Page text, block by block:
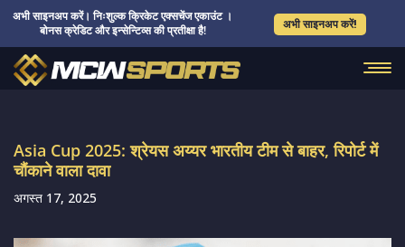
अभी साइनअप करें। निःशुल्क क्रिकेट एक्सचेंज एकाउंट ।
बोनस क्रेडिट और इन्सेन्टिव्स की प्रतीक्षा है!
अभी साइनअप करें!
Asia Cup 2025: श्रेयस अय्यर भारतीय टीम से बाहर, रिपोर्ट में
चौंकाने वाला दावा
अगस्त 17, 2025